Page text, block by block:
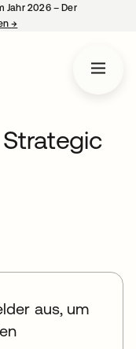
Jahr 2026 – Der
→
aus, um